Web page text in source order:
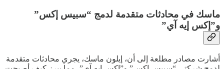
ماسك في محادثات متقدمة لدمج “سبيس إكس”
و”إكس إيه آي”
أشارت مصادر مطلعة إلى أن، إيلون ماسك، يجري محادثات متقدمة